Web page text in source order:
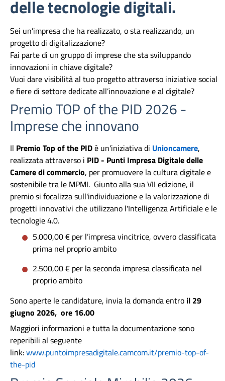
delle tecnologie digitali.
Sei un’impresa che ha realizzato, o sta realizzando, un
progetto di digitalizzazione?
Fai parte di un gruppo di imprese che sta sviluppando
innovazioni in chiave digitale?
Vuoi dare visibilità al tuo progetto attraverso iniziative social
e fiere di settore dedicate all’innovazione e al digitale?
Premio TOP of the PID 2026 -
Imprese che innovano
Il Premio Top of the PIDè un'iniziativa di Unioncamere,
realizzata attraverso i PID - Punti Impresa Digitale delle
Camere di commercio, per promuovere la cultura digitale e
sostenibile tra le MPMI. Giunto alla sua VII edizione, il
premio si focalizza sull'individuazione e la valorizzazione di
progetti innovativi che utilizzano l'Intelligenza Artificiale e le
tecnologie 4.0.
5.000,00 € per l’impresa vincitrice, ovvero classificata
prima nel proprio ambito
2.500,00 € per la seconda impresa classificata nel
proprio ambito
Sono aperte le candidature, invia la domanda entro il 29
giugno 2026, ore 16.00
Maggiori informazioni e tutta la documentazione sono
reperibili al seguente
link:www.puntoimpresadigitale.camcom.it/premio-top-of-
the-pid